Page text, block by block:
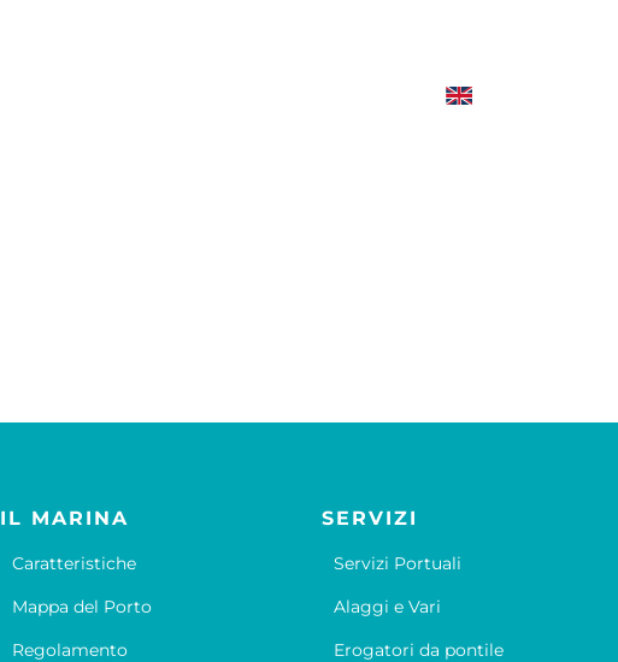
IL MARINA
Caratteristiche
Mappa del Porto
Regolamento
SERVIZI
Servizi Portuali
Alaggi e Vari
Erogatori da pontile